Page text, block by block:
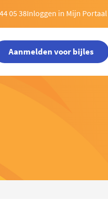
05 38Inloggen in Mijn Portaal
Aanmelden voor bijles